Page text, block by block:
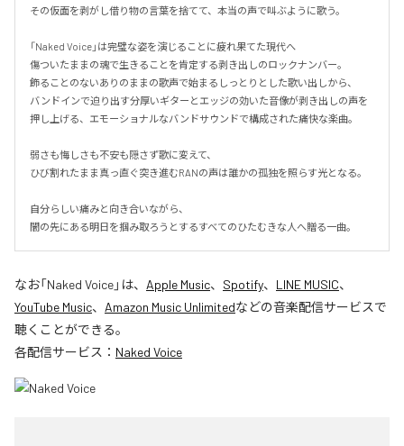
その仮面を剥がし借り物の言葉を捨てて、本当の声で叫ぶように歌う。
「Naked Voice」は完璧な姿を演じることに疲れ果てた現代へ
傷ついたままの魂で生きることを肯定する剥き出しのロックナンバー。
飾ることのないありのままの歌声で始まるしっとりとした歌い出しから、
バンドインで迫り出す分厚いギターとエッジの効いた音像が剥き出しの声を
押し上げる、エモーショナルなバンドサウンドで構成された痛快な楽曲。
弱さも悔しさも不安も隠さず歌に変えて、
ひび割れたまま真っ直ぐ突き進むRANの声は誰かの孤独を照らす光となる。
自分らしい痛みと向き合いながら、
闇の先にある明日を掴み取ろうとするすべてのひたむきな人へ贈る一曲。
なお「Naked Voice」は、 Apple Music、 Spotify、 LINE MUSIC、
YouTube Music、 Amazon Music Unlimitedなどの音楽配信サービスで
聴くことができる。
各配信サービス： Naked Voice